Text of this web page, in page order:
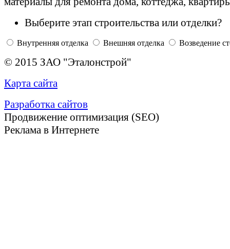
Выберите этап строительства или отделки?
Внутренняя отделка Внешняя отделка Возведение
© 2015 ЗАО "Эталонстрой"
Карта сайта
Разработка сайтов
Продвижение оптимизация (SEO)
Реклама в Интернете